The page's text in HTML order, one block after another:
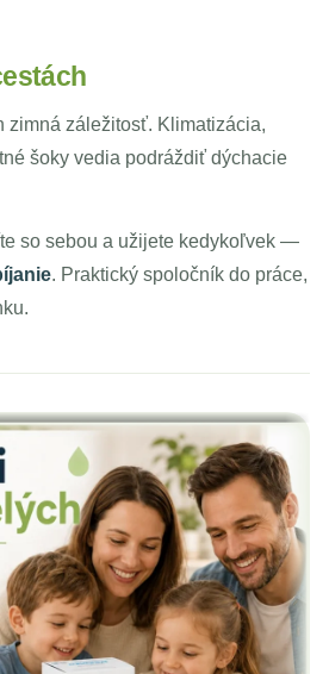
zimná záležitosť. Klimatizácia,
šoky vedia podráždiť dýchacie
so sebou a užijete kedykoľvek —
. Praktický spoločník do práce,